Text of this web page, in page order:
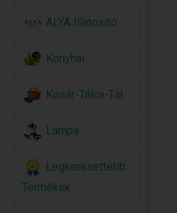
ALYA Illatosító
Konyhai
Kosár-Tálca-Tál
Lámpa
Legkeresettebb
Termékek